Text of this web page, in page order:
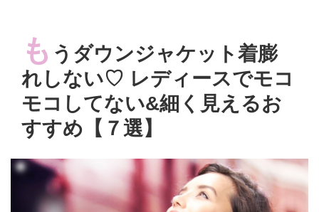
も うダウンジャケット着膨
れしない♡ レディースでモコ
モコしてない&細く見えるお
すすめ【７選】